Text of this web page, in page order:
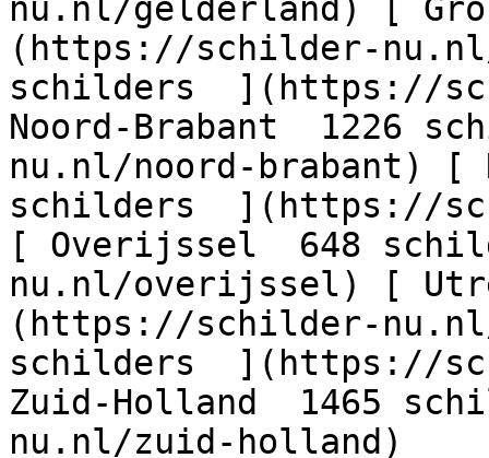
nu.nl/gelderland) [
(https://schilder-
schilders  ](https://
Noord-Brabant  1226
nu.nl/noord-brabant) [
schilders  ](https://
[ Overijssel  648
nu.nl/overijssel) [
(https://schilder-
schilders  ](https://
Zuid-Holland  1465
nu.nl/zuid-holland)